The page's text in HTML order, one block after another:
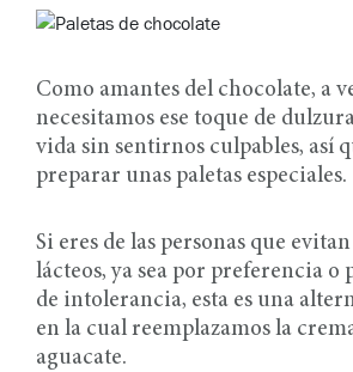
Como amantes del chocolate, a
necesitamos ese toque de
vida sin sentirnos culpables, así
preparar unas paletas especiales.
Si eres de las personas que
lácteos, ya sea por preferencia o
de intolerancia, esta es una
en la cual reemplazamos la
aguacate.